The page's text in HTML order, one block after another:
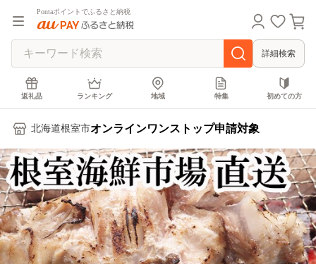
Pontaポイントでふるさと納税
詳細検索
返礼品 ランキング 地域 特集 初めての方
北海道根室市オンラインワンストップ申請対象